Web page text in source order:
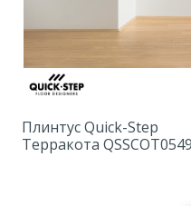
Плинтус Quick-Step
Терракота